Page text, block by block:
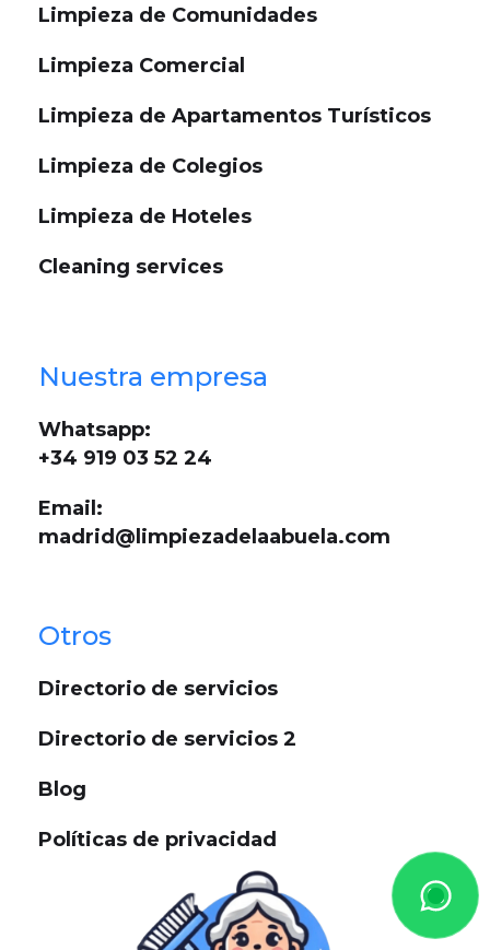
Limpieza de Comunidades
Limpieza Comercial
Limpieza de Apartamentos Turísticos
Limpieza de Colegios
Limpieza de Hoteles
Cleaning services
Nuestra empresa
Whatsapp:
+34 919 03 52 24
Email:
madrid@limpiezadelaabuela.com
Otros
Directorio de servicios
Directorio de servicios 2
Blog
Políticas de privacidad